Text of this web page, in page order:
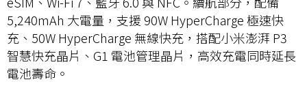
5,240mAh 大電量，支援 90W HyperCharge 極速快
充、50W HyperCharge 無線快充，搭配小米澎湃 P3
智慧快充晶片、G1 電池管理晶片，高效充電同時延長
電池壽命。